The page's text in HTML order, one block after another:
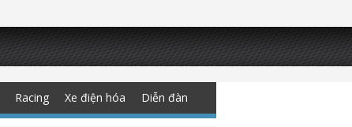
Racing Xe điện hóa Diễn đàn